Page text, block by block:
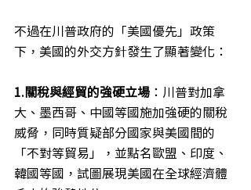
不過在川普政府的「美國優先」政策
下，美國的外交方針發生了顯著變化：
1.關稅與經貿的強硬立場 ：川普對加拿
大、墨西哥、中國等國施加強硬的關稅
威脅，同時質疑部分國家與美國間的
「不對等貿易」，並點名歐盟、印度、
韓國等國，試圖展現美國在全球經濟體